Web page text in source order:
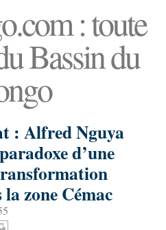
: toute
Bassin du
: Alfred Nguya
d’une
zone Cémac